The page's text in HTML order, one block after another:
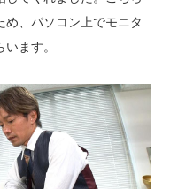
め、パソコン上でモニタ
ます。